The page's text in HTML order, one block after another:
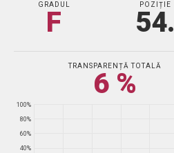
GRADUL
F
POZIȚIE
54.
TRANSPARENȚĂ TOTALĂ
6 %
40%
60%
80%
100%